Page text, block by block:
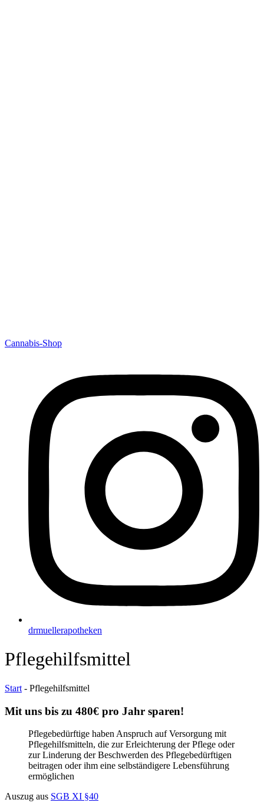
Cannabis-Shop
drmuellerapotheken
Pflegehilfsmittel
Start - Pflegehilfsmittel
Mit uns bis zu 480€ pro Jahr sparen!
Pflegebedürftige haben Anspruch auf Versorgung mit
Pflegehilfsmitteln, die zur Erleichterung der Pflege oder
zur Linderung der Beschwerden des Pflegebedürftigen
beitragen oder ihm eine selbständigere Lebensführung
ermöglichen
Auszug aus SGB XI §40